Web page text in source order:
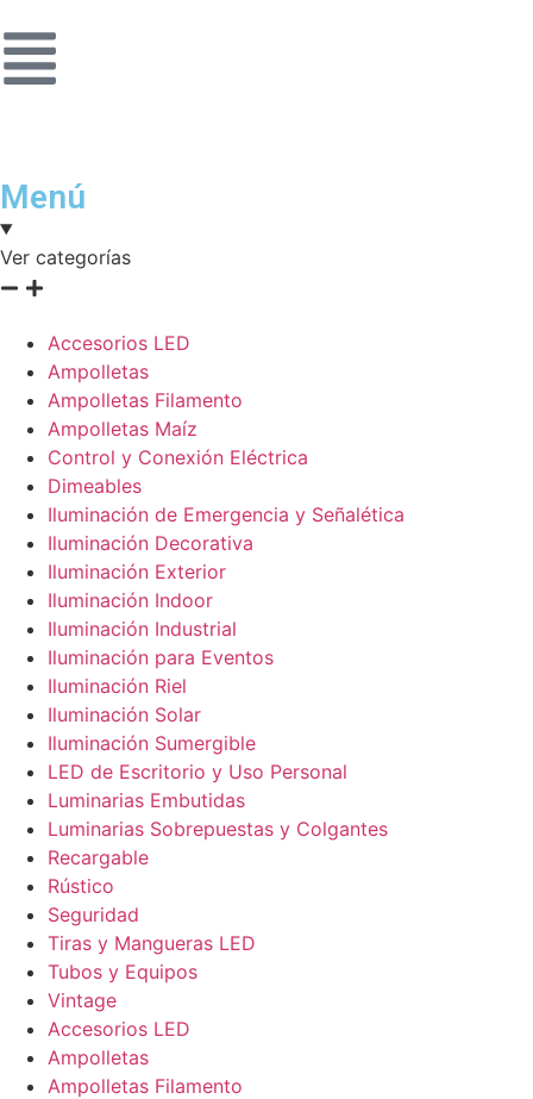
Menú
Ver categorías
Accesorios LED
Ampolletas
Ampolletas Filamento
Ampolletas Maíz
Control y Conexión Eléctrica
Dimeables
Iluminación de Emergencia y Señalética
Iluminación Decorativa
Iluminación Exterior
Iluminación Indoor
Iluminación Industrial
Iluminación para Eventos
Iluminación Riel
Iluminación Solar
Iluminación Sumergible
LED de Escritorio y Uso Personal
Luminarias Embutidas
Luminarias Sobrepuestas y Colgantes
Recargable
Rústico
Seguridad
Tiras y Mangueras LED
Tubos y Equipos
Vintage
Accesorios LED
Ampolletas
Ampolletas Filamento